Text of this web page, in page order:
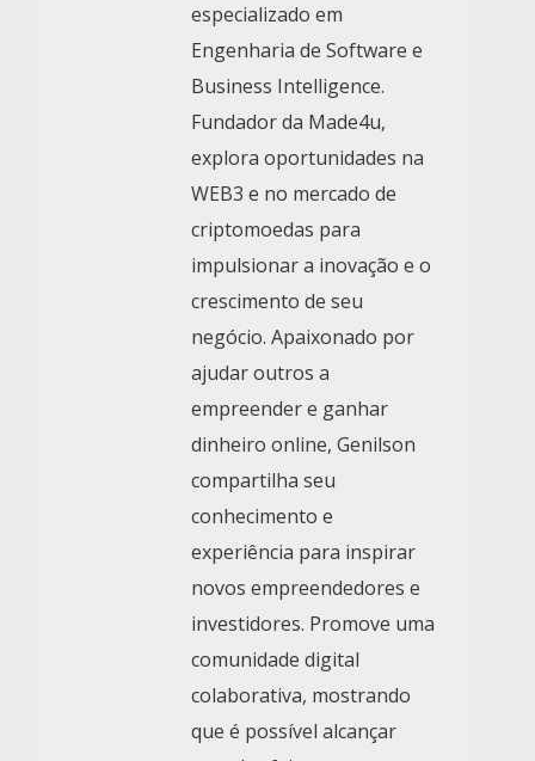
especializado em
Engenharia de Software e
Business Intelligence.
Fundador da Made4u,
explora oportunidades na
WEB3 e no mercado de
criptomoedas para
impulsionar a inovação e o
crescimento de seu
negócio. Apaixonado por
ajudar outros a
empreender e ganhar
dinheiro online, Genilson
compartilha seu
conhecimento e
experiência para inspirar
novos empreendedores e
investidores. Promove uma
comunidade digital
colaborativa, mostrando
que é possível alcançar